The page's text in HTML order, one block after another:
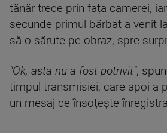
tânăr trece prin fața camerei,
secunde primul bărbat a venit
să o sărute pe obraz, spre
"Ok, asta nu a fost potrivit",
timpul transmisiei, care apoi a
un mesaj ce însoțește